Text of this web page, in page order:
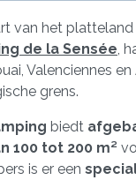
van het
de la Sensée ,
Valenciennes en
grens.
biedt
100 tot 200 m²
is er een